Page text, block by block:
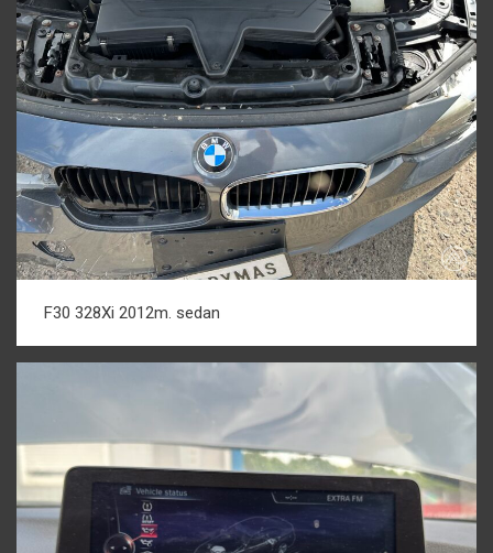
F30 328Xi 2012m. sedan